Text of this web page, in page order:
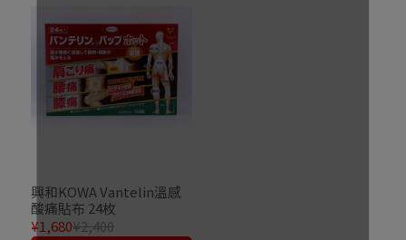
興和KOWA Vantelin溫感
酸痛貼布 24枚
¥1,680¥2,400